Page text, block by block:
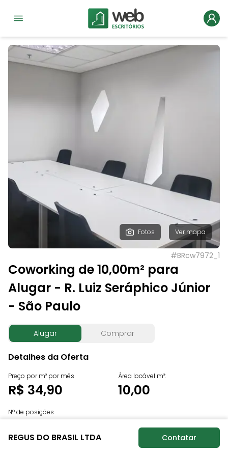
Fotos Ver mapa
#BRcw7972_1
Coworking de 10,00m² para
Alugar - R. Luiz Seráphico Júnior
- São Paulo
Alugar Comprar
Detalhes da Oferta
Preço por m² por mês
R$ 34,90
Área locável m²:
10,00
Nº de posições
REGUS DO BRASIL LTDA Contatar